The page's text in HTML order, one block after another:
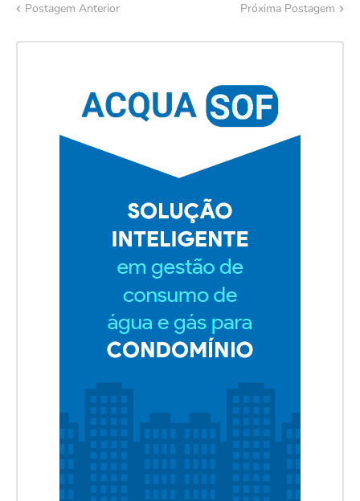
Postagem Anterior Próxima Postagem